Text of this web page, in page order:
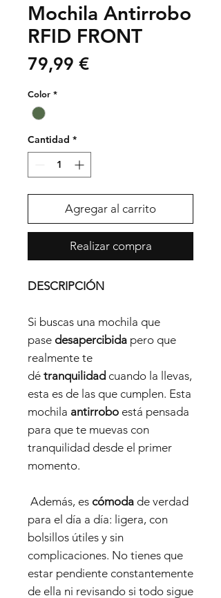
Mochila Antirrobo
RFID FRONT
79,99 €Precio
Color *
Cantidad *
Agregar al carrito
Realizar compra
DESCRIPCIÓN
Si buscas una mochila que
pase desapercibida pero que
realmente te
dé tranquilidad cuando la llevas,
esta es de las que cumplen. Esta
mochila antirrobo está pensada
para que te muevas con
tranquilidad desde el primer
momento.
Además, es cómoda de verdad
para el día a día: ligera, con
bolsillos útiles y sin
complicaciones. No tienes que
estar pendiente constantemente
de ella ni revisando si todo sigue